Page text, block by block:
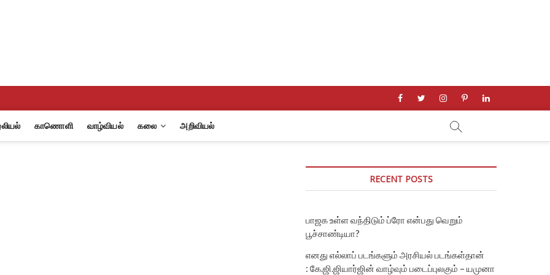
facebooktwitterinstagrampinterestlinkedin
காணொளி வாழ்வியல் கலை அறிவியல்
RECENT POSTS
பாஜக உள்ள வந்திடும் ப்ரோ என்பது வெறும்
பூச்சாண்டியா?
எனது எல்லாப் படங்களும் அரசியல் படங்கள்தான்
: கே.ஜி.ஜியார்ஜின் வாழ்வும் படைப்புலகும் – யமுனா